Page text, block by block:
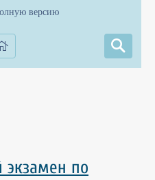
версию
по